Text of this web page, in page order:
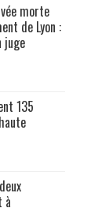
morte
de Lyon :
juge
135
à